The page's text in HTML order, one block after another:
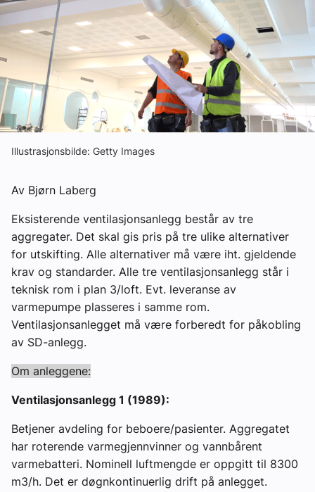
Aktuelle prosjekter
Om VVS Aktuelt
Kontakt oss:
Abonner på fagbladet Byggfakta Nyheter
Annonsere i VVS Aktuelt
eBlad
Illustrasjonsbilde: Getty Images
Av Bjørn Laberg
Eksisterende ventilasjonsanlegg består av tre
aggregater. Det skal gis pris på tre ulike alternativer
for utskifting. Alle alternativer må være iht. gjeldende
krav og standarder. Alle tre ventilasjonsanlegg står i
teknisk rom i plan 3/loft. Evt. leveranse av
varmepumpe plasseres i samme rom.
Ventilasjonsanlegget må være forberedt for påkobling
av SD-anlegg.
Om anleggene:
Ventilasjonsanlegg 1 (1989):
Betjener avdeling for beboere/pasienter. Aggregatet
har roterende varmegjennvinner og vannbårent
varmebatteri. Nominell luftmengde er oppgitt til 8300
m3/h. Det er døgnkontinuerlig drift på anlegget.